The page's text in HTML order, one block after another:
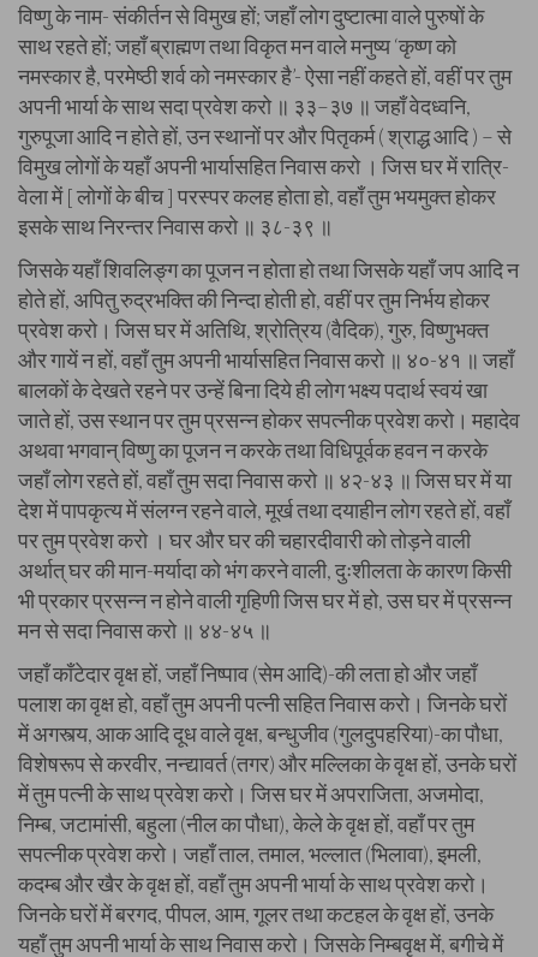
विष्णु के नाम- संकीर्तन से विमुख हों; जहाँ लोग दुष्टात्मा वाले पुरुषों के
साथ रहते हों; जहाँ ब्राह्मण तथा विकृत मन वाले मनुष्य ‘कृष्ण को
नमस्कार है, परमेष्ठी शर्व को नमस्कार है’- ऐसा नहीं कहते हों, वहीं पर तुम
अपनी भार्या के साथ सदा प्रवेश करो ॥ ३३–३७ ॥ जहाँ वेदध्वनि,
गुरुपूजा आदि न होते हों, उन स्थानों पर और पितृकर्म ( श्राद्ध आदि ) – से
विमुख लोगों के यहाँ अपनी भार्यासहित निवास करो । जिस घर में रात्रि-
वेला में [ लोगों के बीच ] परस्पर कलह होता हो, वहाँ तुम भयमुक्त होकर
इसके साथ निरन्तर निवास करो ॥ ३८-३९ ॥
जिसके यहाँ शिवलिङ्ग का पूजन न होता हो तथा जिसके यहाँ जप आदि न
होते हों, अपितु रुद्रभक्ति की निन्दा होती हो, वहीं पर तुम निर्भय होकर
प्रवेश करो। जिस घर में अतिथि, श्रोत्रिय (वैदिक), गुरु, विष्णुभक्त
और गायें न हों, वहाँ तुम अपनी भार्यासहित निवास करो ॥ ४०-४१ ॥ जहाँ
बालकों के देखते रहने पर उन्हें बिना दिये ही लोग भक्ष्य पदार्थ स्वयं खा
जाते हों, उस स्थान पर तुम प्रसन्न होकर सपत्नीक प्रवेश करो। महादेव
अथवा भगवान् विष्णु का पूजन न करके तथा विधिपूर्वक हवन न करके
जहाँ लोग रहते हों, वहाँ तुम सदा निवास करो ॥ ४२-४३ ॥ जिस घर में या
देश में पापकृत्य में संलग्न रहने वाले, मूर्ख तथा दयाहीन लोग रहते हों, वहाँ
पर तुम प्रवेश करो । घर और घर की चहारदीवारी को तोड़ने वाली
अर्थात् घर की मान-मर्यादा को भंग करने वाली, दुःशीलता के कारण किसी
भी प्रकार प्रसन्न न होने वाली गृहिणी जिस घर में हो, उस घर में प्रसन्न
मन से सदा निवास करो ॥ ४४-४५ ॥
जहाँ काँटेदार वृक्ष हों, जहाँ निष्पाव (सेम आदि)-की लता हो और जहाँ
पलाश का वृक्ष हो, वहाँ तुम अपनी पत्नी सहित निवास करो। जिनके घरों
में अगस्त्य, आक आदि दूध वाले वृक्ष, बन्धुजीव (गुलदुपहरिया)-का पौधा,
विशेषरूप से करवीर, नन्द्यावर्त (तगर) और मल्लिका के वृक्ष हों, उनके घरों
में तुम पत्नी के साथ प्रवेश करो। जिस घर में अपराजिता, अजमोदा,
निम्ब, जटामांसी, बहुला (नील का पौधा), केले के वृक्ष हों, वहाँ पर तुम
सपत्नीक प्रवेश करो। जहाँ ताल, तमाल, भल्लात (भिलावा), इमली,
कदम्ब और खैर के वृक्ष हों, वहाँ तुम अपनी भार्या के साथ प्रवेश करो।
जिनके घरों में बरगद, पीपल, आम, गूलर तथा कटहल के वृक्ष हों, उनके
यहाँ तुम अपनी भार्या के साथ निवास करो। जिसके निम्बवृक्ष में, बगीचे में